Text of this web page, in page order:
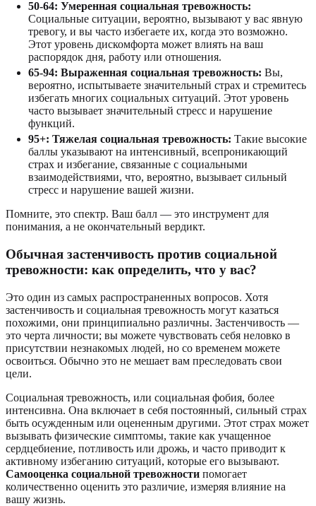
50-64: Умеренная социальная тревожность:
Социальные ситуации, вероятно, вызывают у вас явную
тревогу, и вы часто избегаете их, когда это возможно.
Этот уровень дискомфорта может влиять на ваш
распорядок дня, работу или отношения.
65-94: Выраженная социальная тревожность: Вы,
вероятно, испытываете значительный страх и стремитесь
избегать многих социальных ситуаций. Этот уровень
часто вызывает значительный стресс и нарушение
функций.
95+: Тяжелая социальная тревожность: Такие высокие
баллы указывают на интенсивный, всепроникающий
страх и избегание, связанные с социальными
взаимодействиями, что, вероятно, вызывает сильный
стресс и нарушение вашей жизни.
Помните, это спектр. Ваш балл — это инструмент для
понимания, а не окончательный вердикт.
Обычная застенчивость против социальной
тревожности: как определить, что у вас?
Это один из самых распространенных вопросов. Хотя
застенчивость и социальная тревожность могут казаться
похожими, они принципиально различны. Застенчивость —
это черта личности; вы можете чувствовать себя неловко в
присутствии незнакомых людей, но со временем можете
освоиться. Обычно это не мешает вам преследовать свои
цели.
Социальная тревожность, или социальная фобия, более
интенсивна. Она включает в себя постоянный, сильный страх
быть осужденным или оцененным другими. Этот страх может
вызывать физические симптомы, такие как учащенное
сердцебиение, потливость или дрожь, и часто приводит к
активному избеганию ситуаций, которые его вызывают.
Самооценка социальной тревожности помогает
количественно оценить это различие, измеряя влияние на
вашу жизнь.